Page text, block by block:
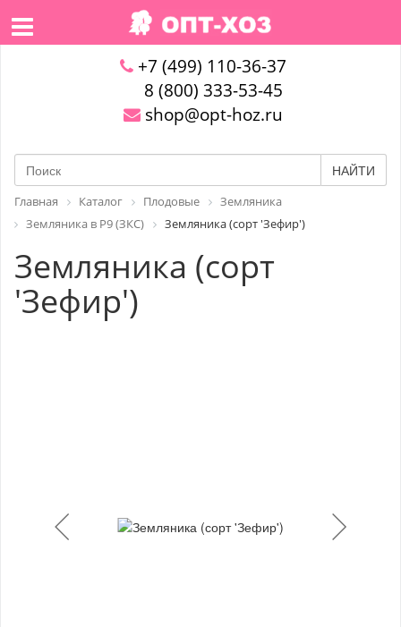
+7 (499) 110-36-37
8 (800) 333-53-45
shop@opt-hoz.ru
НАЙТИ
Главная Каталог Плодовые
Земляника
Земляника в P9 (ЗКС)
Земляника (сорт 'Зефир')
Земляника (сорт
'Зефир')